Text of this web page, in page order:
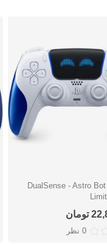
داشتن
دسته بازی DualSense - Astro Bot
0 نظر